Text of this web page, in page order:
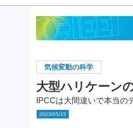
気候変動の科学
大型ハリケーン
IPCCは大間違いで本当の
2023/05/15